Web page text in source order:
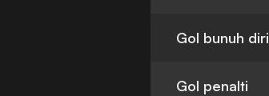
Gol bunuh diri
Gol penalti